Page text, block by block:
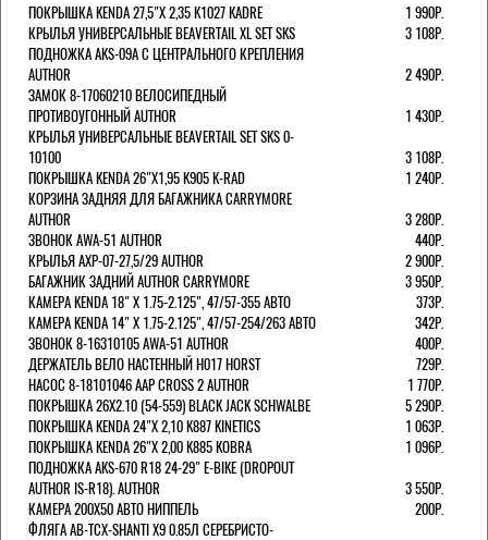
ПОКРЫШКА KENDA 27,5"Х 2,35 K1027 KADRE
1 990Р.
КРЫЛЬЯ УНИВЕРСАЛЬНЫЕ BEAVERTAIL XL SET SKS
3 108Р.
ПОДНОЖКА AKS-09A C ЦЕНТРАЛЬНОГО КРЕПЛЕНИЯ
AUTHOR
2 490Р.
ЗАМОК 8-17060210 ВЕЛОСИПЕДНЫЙ
ПРОТИВОУГОННЫЙ AUTHOR
1 430Р.
КРЫЛЬЯ УНИВЕРСАЛЬНЫЕ BEAVERTAIL SET SKS 0-
10100
3 108Р.
ПОКРЫШКА KENDA 26"Х1,95 K905 K-RAD
1 240Р.
КОРЗИНА ЗАДНЯЯ ДЛЯ БАГАЖНИКА CARRYMORE
AUTHOR
3 280Р.
ЗВОНОК AWA-51 AUTHOR
440Р.
КРЫЛЬЯ AXP-07-27,5/29 AUTHOR
2 900Р.
БАГАЖНИК ЗАДНИЙ AUTHOR CARRYMORE
3 950Р.
КАМЕРА KENDA 18" Х 1.75-2.125", 47/57-355 АВТО
373Р.
КАМЕРА KENDA 14" Х 1.75-2.125", 47/57-254/263 АВТО
342Р.
ЗВОНОК 8-16310105 AWA-51 AUTHOR
400Р.
ДЕРЖАТЕЛЬ ВЕЛО НАСТЕННЫЙ H017 HORST
729Р.
НАСОС 8-18101046 AAP CROSS 2 AUTHOR
1 770Р.
ПОКРЫШКА 26X2.10 (54-559) BLACK JACK SCHWALBE
5 290Р.
ПОКРЫШКА KENDA 24"Х 2,10 K887 KINETICS
1 063Р.
ПОКРЫШКА KENDA 26"Х 2,00 K885 KOBRA
1 096Р.
ПОДНОЖКА AKS-670 R18 24-29" E-BIKE (DROPOUT
AUTHOR IS-R18). AUTHOR
3 550Р.
КАМЕРА 200Х50 АВТО НИППЕЛЬ
200Р.
ФЛЯГА AB-TCX-SHANTI X9 0.85Л СЕРЕБРИСТО-